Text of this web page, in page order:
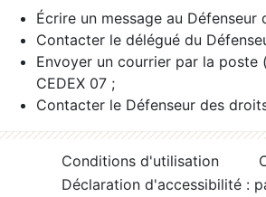
Écrire un message au Défenseur
Contacter le délégué du
Envoyer un courrier par la poste
CEDEX 07 ;
Contacter le Défenseur des
Conditions d'utilisation
Déclaration d'accessibilité :